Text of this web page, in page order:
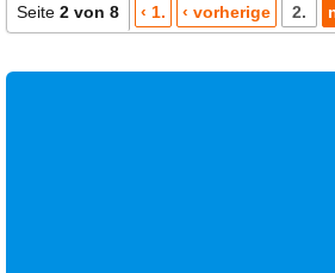
Seite 2 von 8 ‹ 1. ‹ vorherige 2.